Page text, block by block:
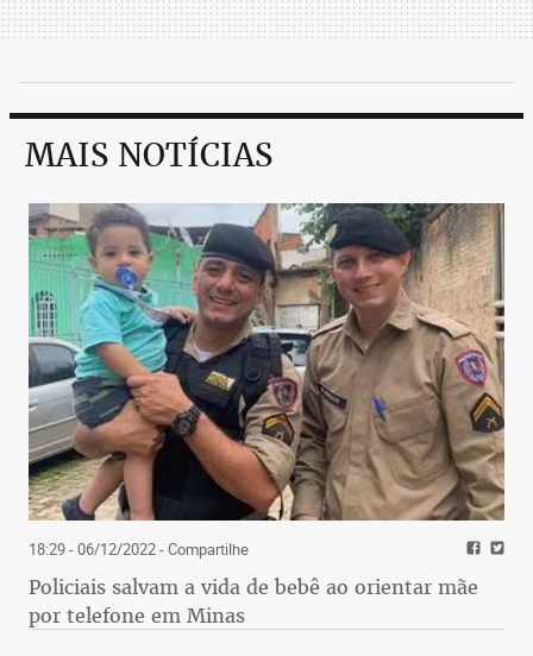
MAIS NOTÍCIAS
18:29 - 06/12/2022- Compartilhe
Policiais salvam a vida de bebê ao orientar mãe
por telefone em Minas